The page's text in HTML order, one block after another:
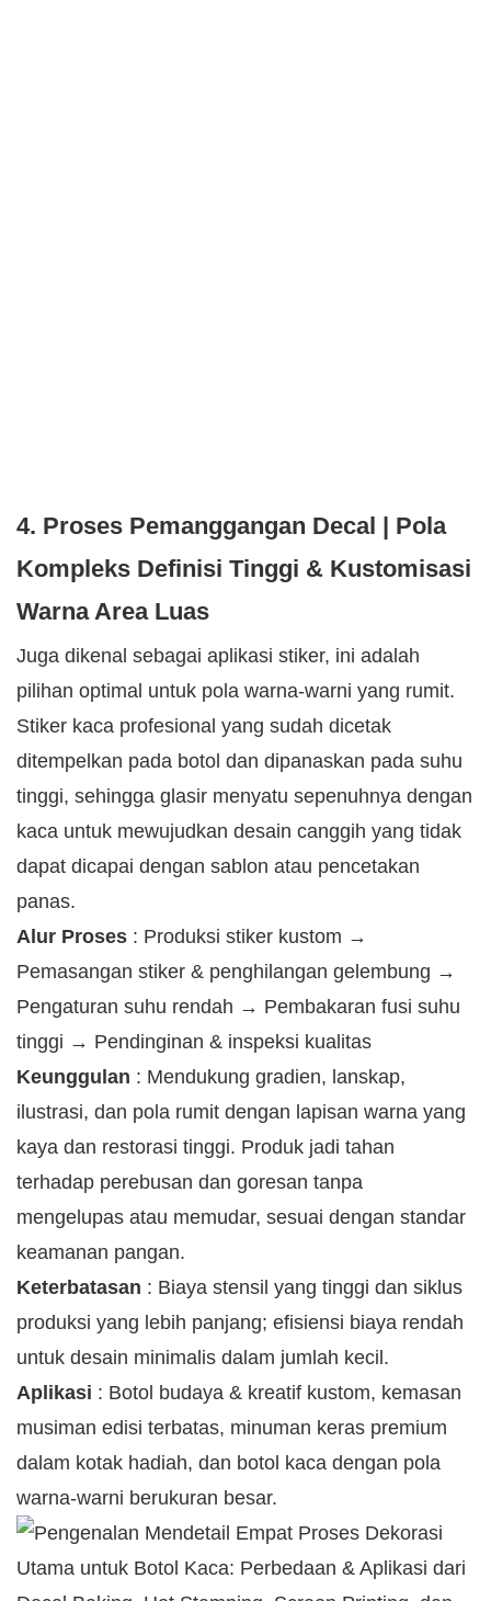
4. Proses Pemanggangan Decal
| Pola
Kompleks Definisi Tinggi & Kustomisasi
Warna Area Luas
Juga dikenal sebagai aplikasi stiker, ini adalah
pilihan optimal untuk pola warna-warni yang rumit.
Stiker kaca profesional yang sudah dicetak
ditempelkan pada botol dan dipanaskan pada suhu
tinggi, sehingga glasir menyatu sepenuhnya dengan
kaca untuk mewujudkan desain canggih yang tidak
dapat dicapai dengan sablon atau pencetakan
panas.
Alur Proses : Produksi stiker kustom →
Pemasangan stiker & penghilangan gelembung →
Pengaturan suhu rendah → Pembakaran fusi suhu
tinggi → Pendinginan & inspeksi kualitas
Keunggulan : Mendukung gradien, lanskap,
ilustrasi, dan pola rumit dengan lapisan warna yang
kaya dan restorasi tinggi. Produk jadi tahan
terhadap perebusan dan goresan tanpa
mengelupas atau memudar, sesuai dengan standar
keamanan pangan.
Keterbatasan : Biaya stensil yang tinggi dan siklus
produksi yang lebih panjang; efisiensi biaya rendah
untuk desain minimalis dalam jumlah kecil.
Aplikasi : Botol budaya & kreatif kustom, kemasan
musiman edisi terbatas, minuman keras premium
dalam kotak hadiah, dan botol kaca dengan pola
warna-warni berukuran besar.